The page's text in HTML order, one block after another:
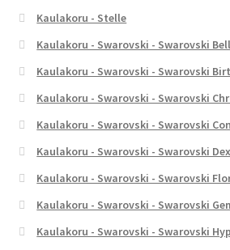
Kaulakoru - Stelle
Kaulakoru - Swarovski - Swarovski
Kaulakoru - Swarovski - Swarovski
Kaulakoru - Swarovski - Swarovski
Kaulakoru - Swarovski - Swarovski
Kaulakoru - Swarovski - Swarovski
Kaulakoru - Swarovski - Swarovski
Kaulakoru - Swarovski - Swarovski
Kaulakoru - Swarovski - Swarovski